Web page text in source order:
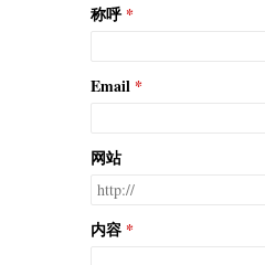
称呼
Email
网站
内容